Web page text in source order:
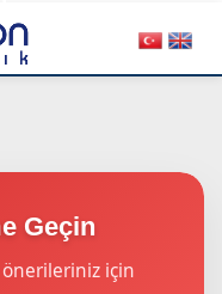
Geçin
önerileriniz için